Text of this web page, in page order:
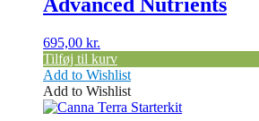
Advanced Nutrients
695,00 kr.
Tilføj til kurv
Add to Wishlist
Add to Wishlist